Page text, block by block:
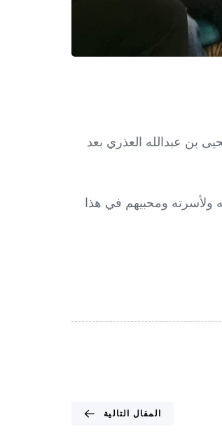
بن عبدالله العذري بعد
ولأسرته ومحبيهم في هذا
المقال التالية